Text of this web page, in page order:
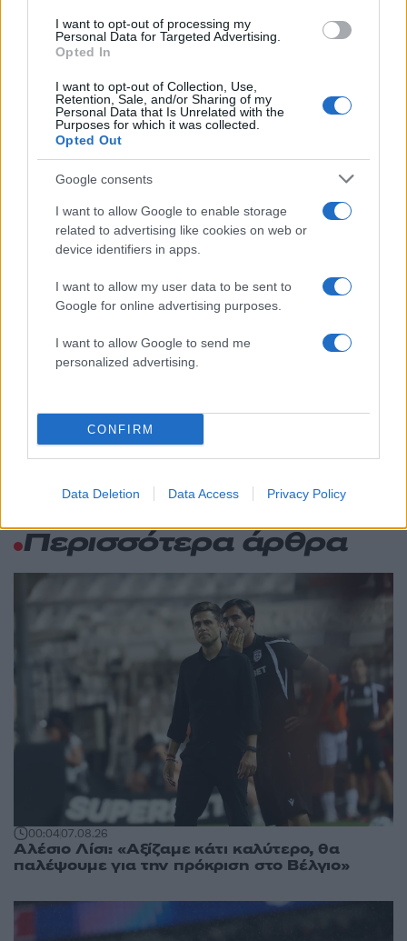
I want to opt-out of processing my
Personal Data for Targeted Advertising.
Opted In
I want to opt-out of Collection, Use,
Retention, Sale, and/or Sharing of my
Personal Data that Is Unrelated with the
Purposes for which it was collected.
Opted Out
Google consents
I want to allow Google to enable storage
related to advertising like cookies on web or
device identifiers in apps.
I want to allow my user data to be sent to
Google for online advertising purposes.
I want to allow Google to send me
personalized advertising.
CONFIRM
Data Deletion Data Access Privacy Policy
Πιο σχολιασμένα
Μητσοτάκης στην υπογραφή συμφωνίας
για την ηλεκτρική διασύνδεση Ελλάδας –
Κύπρου: «Ισχυρή ψήφος εμπιστοσύνης» η
είσοδος της Meridiam στην GSI
Canadair 515: Οι πρώτες εικόνες από την
κατασκευή του αεροσκάφους που θα
φωτιάς
Αυγερινός, Μουτσάτσου και ακόμη 20
πρώην στελέχη κατά Καρυστιανού: «Δεν
«συγκεντρωτικό μοντέλο»
Κρανίου τόπος το Πόρτο Γερμενό μετά το
καταστροφικό πέρασμα της φωτιάς –
Ξεκίνησε η αυτοψία στα καμένα σπίτια
Ουκρανό τουρίστα
Περισσότερα άρθρα
00:0407.08.26
Αλέσιο Λίσι: «Αξίζαμε κάτι καλύτερο, θα
παλέψουμε για την πρόκριση στο Βέλγιο»